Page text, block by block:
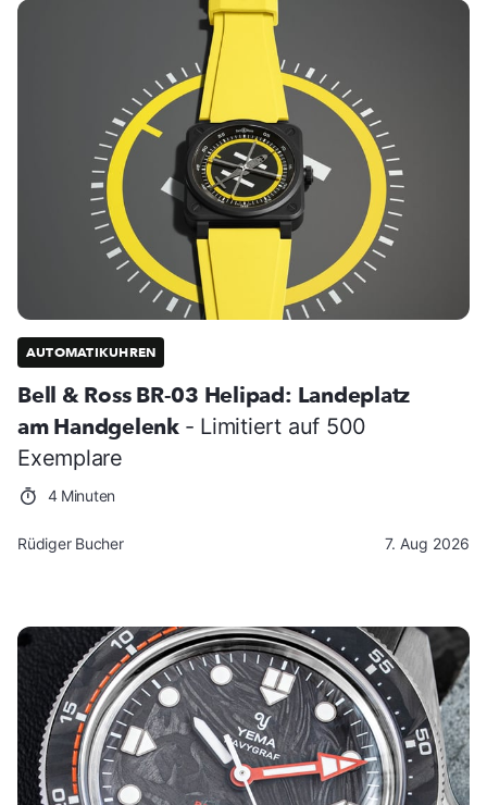
AUTOMATIKUHREN
Bell & Ross BR-03 Helipad: Landeplatz
am Handgelenk - Limitiert auf 500
Exemplare
4 Minuten
Rüdiger Bucher 7. Aug 2026